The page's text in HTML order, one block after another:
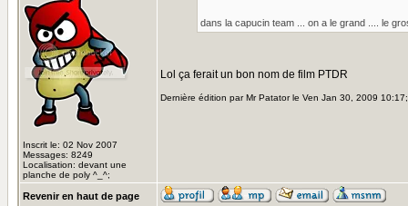
Inscrit le: 02 Nov 2007
Messages: 8249
Localisation: devant une
planche de poly ^_^;
dans la capucin team ... on a le grand .... le
Lol ça ferait un bon nom de film PTDR
Dernière édition par Mr Patator le Ven Jan 30, 2009
Revenir en haut de page